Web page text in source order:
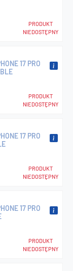
PRODUKT
NIEDOSTĘPNY
17 PRO
PRODUKT
NIEDOSTĘPNY
17 PRO
PRODUKT
NIEDOSTĘPNY
17 PRO
PRODUKT
NIEDOSTĘPNY